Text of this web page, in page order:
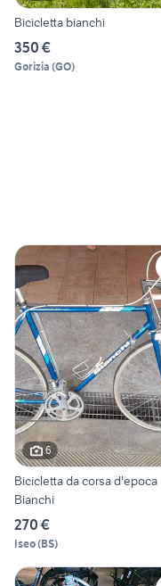
Bicicletta bianchi
350 €
Gorizia (GO)
6
Bicicletta da corsa d'epoca
Bianchi
270 €
Iseo(BS)